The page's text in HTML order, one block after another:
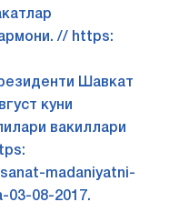
// https:
Шавкат
куни
вакиллари
madaniyatni-
03-08-2017.